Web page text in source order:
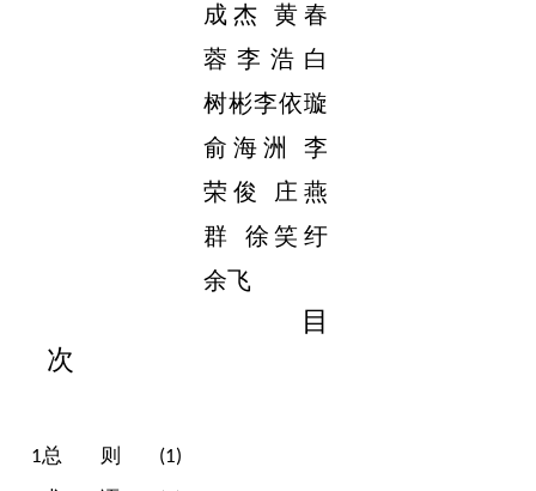
成杰 黄春
蓉 李 浩 白
树彬李依璇
俞海洲 李
荣俊 庄燕
群 徐笑纡
余飞
目
次
1总 则 (1)